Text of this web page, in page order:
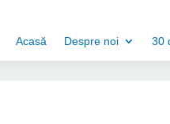
Acasă Despre noi 30